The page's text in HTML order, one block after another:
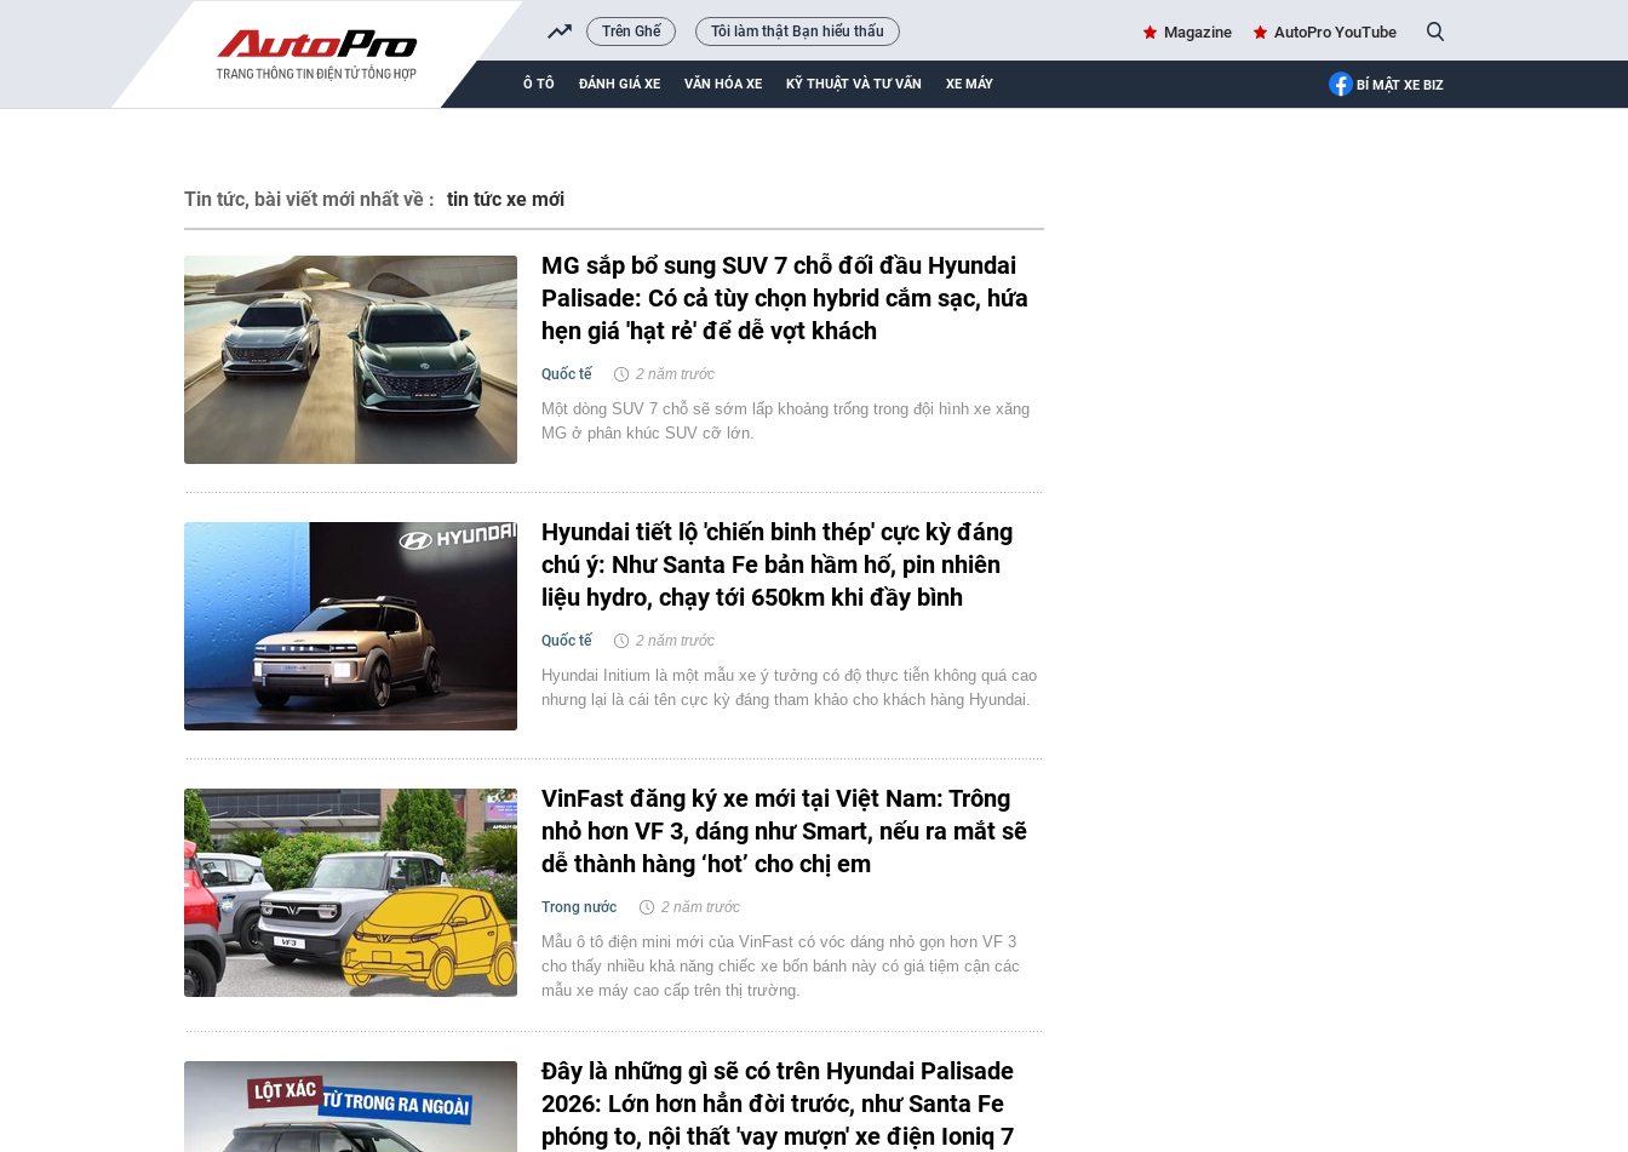
Trên Ghế Tôi làm thật Bạn hiểu thấu Magazine AutoPro YouTube
Ô TÔ ĐÁNH GIÁ XE VĂN HÓA XE KỸ THUẬT VÀ TƯ VẤN XE MÁY BÍ MẬT XE BIZ
Tin tức, bài viết mới nhất về : tin tức xe mới
MG sắp bổ sung SUV 7 chỗ đối đầu Hyundai
Palisade: Có cả tùy chọn hybrid cắm sạc, hứa
hẹn giá 'hạt rẻ' để dễ vợt khách
Quốc tế 2 năm trước
Một dòng SUV 7 chỗ sẽ sớm lấp khoảng trống trong đội hình xe xăng
MG ở phân khúc SUV cỡ lớn.
Hyundai tiết lộ 'chiến binh thép' cực kỳ đáng
chú ý: Như Santa Fe bản hầm hố, pin nhiên
liệu hydro, chạy tới 650km khi đầy bình
Quốc tế 2 năm trước
Hyundai Initium là một mẫu xe ý tưởng có độ thực tiễn không quá cao
nhưng lại là cái tên cực kỳ đáng tham khảo cho khách hàng Hyundai.
VinFast đăng ký xe mới tại Việt Nam: Trông
nhỏ hơn VF 3, dáng như Smart, nếu ra mắt sẽ
dễ thành hàng ‘hot’ cho chị em
Trong nước 2 năm trước
Mẫu ô tô điện mini mới của VinFast có vóc dáng nhỏ gọn hơn VF 3
cho thấy nhiều khả năng chiếc xe bốn bánh này có giá tiệm cận các
mẫu xe máy cao cấp trên thị trường.
Đây là những gì sẽ có trên Hyundai Palisade
2026: Lớn hơn hẳn đời trước, như Santa Fe
phóng to, nội thất 'vay mượn' xe điện Ioniq 7